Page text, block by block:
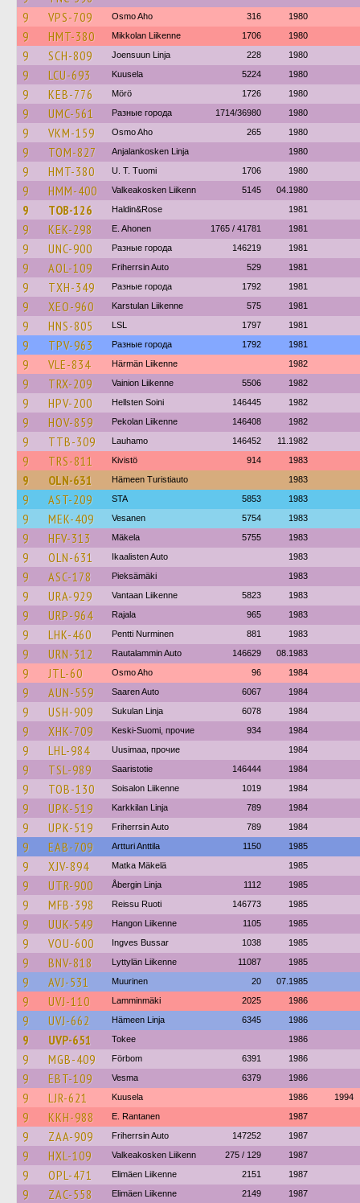
9 VPS-709 Osmo Aho 316 1980
9 HMT-380 Mikkolan Liikenne 1706 1980
9 SCH-809 Joensuun Linja 228 1980
9 LCU-693 Kuusela 5224 1980
9 KEB-776 Mörö 1726 1980
9 UMC-561 Разные города 1714/36980 1980
9 VKM-159 Osmo Aho 265 1980
9 TOM-827 Anjalankosken Linja 1980
9 HMT-380 U. T. Tuomi 1706 1980
9 HMM-400 Valkeakosken Liikenn 5145 04.1980
9 TOB-126 Haldin&Rose 1981
9 KEK-298 E. Ahonen 1765 / 41781 1981
9 UNC-900 Разные города 146219 1981
9 AOL-109 Friherrsin Auto 529 1981
9 TXH-349 Разные города 1792 1981
9 XEO-960 Karstulan Liikenne 575 1981
9 HNS-805 LSL 1797 1981
9 TPV-963 Разные города 1792 1981
9 VLE-834 Härmän Liikenne 1982
9 TRX-209 Vainion Liikenne 5506 1982
9 HPV-200 Hellsten Soini 146445 1982
9 HOV-859 Pekolan Liikenne 146408 1982
9 TTB-309 Lauhamo 146452 11.1982
9 TRS-811 Kivistö 914 1983
9 OLN-631 Hämeen Turistiauto 1983
9 AST-209 STA 5853 1983
9 MEK-409 Vesanen 5754 1983
9 HFV-313 Mäkela 5755 1983
9 OLN-631 Ikaalisten Auto 1983
9 ASC-178 Pieksämäki 1983
9 URA-929 Vantaan Liikenne 5823 1983
9 URP-964 Rajala 965 1983
9 LHK-460 Pentti Nurminen 881 1983
9 URN-312 Rautalammin Auto 146629 08.1983
9 JTL-60 Osmo Aho 96 1984
9 AUN-559 Saaren Auto 6067 1984
9 USH-909 Sukulan Linja 6078 1984
9 XHK-709 Keski-Suomi, прочие 934 1984
9 LHL-984 Uusimaa, прочие 1984
9 TSL-989 Saaristotie 146444 1984
9 TOB-130 Soisalon Liikenne 1019 1984
9 UPK-519 Karkkilan Linja 789 1984
9 UPK-519 Friherrsin Auto 789 1984
9 EAB-709 Artturi Anttila 1150 1985
9 XJV-894 Matka Mäkelä 1985
9 UTR-900 Åbergin Linja 1112 1985
9 MFB-398 Reissu Ruoti 146773 1985
9 UUK-549 Hangon Liikenne 1105 1985
9 VOU-600 Ingves Bussar 1038 1985
9 BNV-818 Lyttylän Liikenne 11087 1985
9 AVJ-531 Muurinen 20 07.1985
9 UVJ-110 Lamminmäki 2025 1986
9 UVJ-662 Hämeen Linja 6345 1986
9 UVP-651 Tokee 1986
9 MGB-409 Förbom 6391 1986
9 EBT-109 Vesma 6379 1986
9 LJR-621 Kuusela 1986 1994
9 KKH-988 E. Rantanen 1987
9 ZAA-909 Friherrsin Auto 147252 1987
9 HXL-109 Valkeakosken Liikenn 275 / 129 1987
9 OPL-471 Elimäen Liikenne 2151 1987
9 ZAC-558 Elimäen Liikenne 2149 1987